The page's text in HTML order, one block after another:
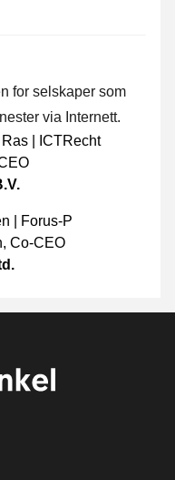
for selskaper som
via Internett.
, Co-CEO